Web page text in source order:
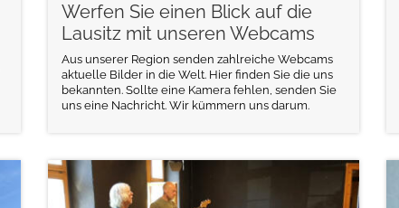
Werfen Sie einen Blick auf die
Lausitz mit unseren Webcams
Aus unserer Region senden zahlreiche Webcams
aktuelle Bilder in die Welt. Hier finden Sie die uns
bekannten. Sollte eine Kamera fehlen, senden Sie
uns eine Nachricht. Wir kümmern uns darum.
weiterlesen